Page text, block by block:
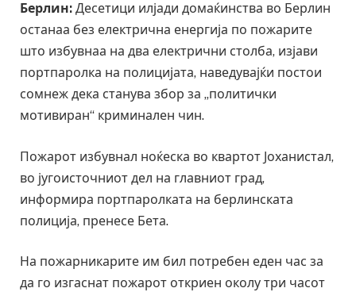
Берлин: Десетици илјади домаќинства во Берлин
останаа без електрична енергија по пожарите
што избувнаа на два електрични столба, изјави
портпаролка на полицијата, наведувајќи постои
сомнеж дека станува збор за „политички
мотивиран“ криминален чин.
Пожарот избувнал ноќеска во квартот Јоханистал,
во југоисточниот дел на главниот град,
информира портпаролката на берлинската
полиција, пренесе Бета.
На пожарникарите им бил потребен еден час за
да го изгаснат пожарот откриен околу три часот